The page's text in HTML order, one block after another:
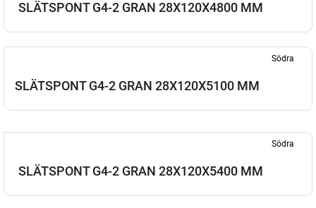
SLÄTSPONT G4-2 GRAN 28X120X4800 MM
Södra
SLÄTSPONT G4-2 GRAN 28X120X5100 MM
Södra
SLÄTSPONT G4-2 GRAN 28X120X5400 MM